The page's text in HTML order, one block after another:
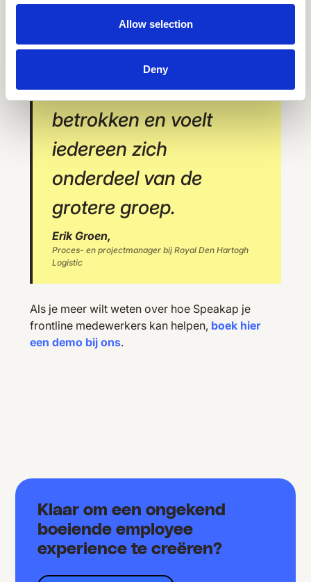
Allow selection
Deny
iedereen op één plek
samengebracht. Nu is
ons team meer
betrokken en voelt
iedereen zich
onderdeel van de
grotere groep.
Erik Groen,
Proces- en projectmanager bij Royal Den Hartogh
Logistic
Als je meer wilt weten over hoe Speakap je
frontline medewerkers kan helpen, boek hier
een demo bij ons.
Klaar om een ongekend
boeiende employee
experience te creëren?